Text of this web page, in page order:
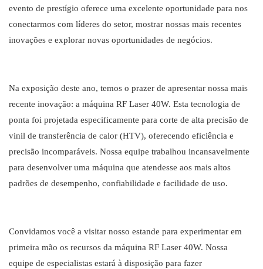
evento de prestígio oferece uma excelente oportunidade para nos
conectarmos com líderes do setor, mostrar nossas mais recentes
inovações e explorar novas oportunidades de negócios.
Na exposição deste ano, temos o prazer de apresentar nossa mais
recente inovação: a máquina RF Laser 40W. Esta tecnologia de
ponta foi projetada especificamente para corte de alta precisão de
vinil de transferência de calor (HTV), oferecendo eficiência e
precisão incomparáveis. Nossa equipe trabalhou incansavelmente
para desenvolver uma máquina que atendesse aos mais altos
padrões de desempenho, confiabilidade e facilidade de uso.
Convidamos você a visitar nosso estande para experimentar em
primeira mão os recursos da máquina RF Laser 40W. Nossa
equipe de especialistas estará à disposição para fazer